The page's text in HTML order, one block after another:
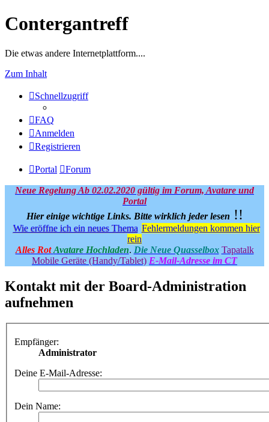
Contergantreff
Die etwas andere Internetplattform....
Zum Inhalt
Schnellzugriff
FAQ
Anmelden
Registrieren
Portal Forum
Neue Regelung Ab 02.02.2020 gültig im Forum, Avatare und
Portal
Hier einige wichtige Links. Bitte wirklich jeder lesen !!
Wie eröffne ich ein neues Thema Fehlermeldungen kommen hier
rein
Alles Rot Avatare Hochladen. Die Neue Quasselbox Tapatalk
Mobile Geräte (Handy/Tablet) E-Mail-Adresse im CT
Kontakt mit der Board-Administration
aufnehmen
Empfänger:
Administrator
Deine E-Mail-Adresse:
Dein Name: